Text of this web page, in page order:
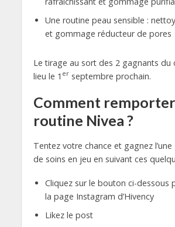
Une routine peau sensible :
et gommage réducteur de pores
Le tirage au sort des 2 gagnants du
lieu le 1 erseptembre prochain.
Comment
routine Nivea ?
Tentez votre chance et gagnez
de soins en jeu en suivant ces
Cliquez sur le bouton ci-dessous
la page Instagram d’Hivency
Likez le post